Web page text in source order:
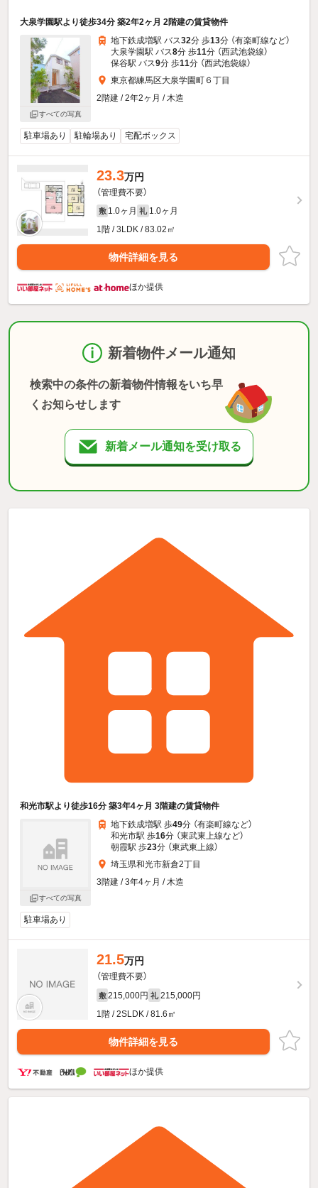
大泉学園駅より徒歩34分 築2年2ヶ月 2階建の賃貸物件
すべての写真
地下鉄成増駅 バス32分 歩13分 （有楽町線など）
大泉学園駅 バス8分 歩11分 （西武池袋線）
保谷駅 バス9分 歩11分 （西武池袋線）
東京都練馬区大泉学園町６丁目
2階建 / 2年2ヶ月 / 木造
駐車場あり 駐輪場あり 宅配ボックス
23.3万円
（管理費不要）
敷 1.0ヶ月 礼 1.0ヶ月
1階 / 3LDK / 83.02㎡
物件詳細を見る
ほか提供
新着物件メール通知
検索中の条件の新着物件情報をいち早
くお知らせします
新着メール通知を受け取る
和光市駅より徒歩16分 築3年4ヶ月 3階建の賃貸物件
すべての写真
地下鉄成増駅 歩49分 （有楽町線など）
和光市駅 歩16分 （東武東上線など）
朝霞駅 歩23分 （東武東上線）
埼玉県和光市新倉2丁目
3階建 / 3年4ヶ月 / 木造
駐車場あり
21.5万円
（管理費不要）
敷 215,000円 礼 215,000円
1階 / 2SLDK / 81.6㎡
物件詳細を見る
ほか提供